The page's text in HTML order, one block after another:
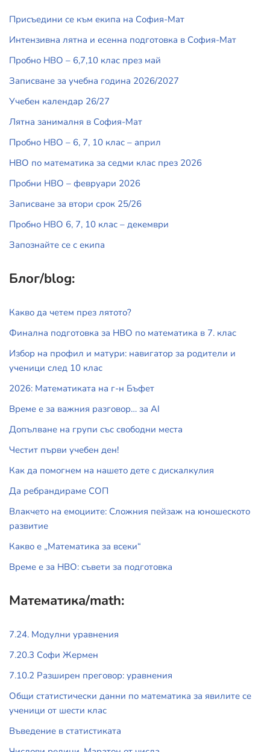
Присъедини се към екипа на София-Мат
Интензивна лятна и есенна подготовка в София-Мат
Пробно НВО – 6,7,10 клас през май
Записване за учебна година 2026/2027
Учебен календар 26/27
Лятна занималня в София-Мат
Пробно НВО – 6, 7, 10 клас – април
НВО по математика за седми клас през 2026
Пробни НВО – февруари 2026
Записване за втори срок 25/26
Пробно НВО 6, 7, 10 клас – декември
Запознайте се с екипа
Блог/blog:
Какво да четем през лятото?
Финална подготовка за НВО по математика в 7. клас
Избор на профил и матури: навигатор за родители и
ученици след 10 клас
2026: Математиката на г-н Бъфет
Време е за важния разговор… за АI
Допълване на групи със свободни места
Честит първи учебен ден!
Как да помогнем на нашето дете с дискалкулия
Да ребрандираме СОП
Влакчето на емоциите: Сложния пейзаж на юношеското
развитие
Какво е „Математика за всеки“
Време е за НВО: съвети за подготовка
Математика/math:
7.24. Модулни уравнения
7.20.3 Софи Жермен
7.10.2 Разширен преговор: уравнения
Общи статистически данни по математика за явилите се
ученици от шести клас
Въведение в статистиката